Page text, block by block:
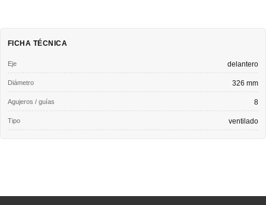
FICHA TÉCNICA
Eje delantero
Diámetro 326 mm
Agujeros / guías 8
Tipo ventilado